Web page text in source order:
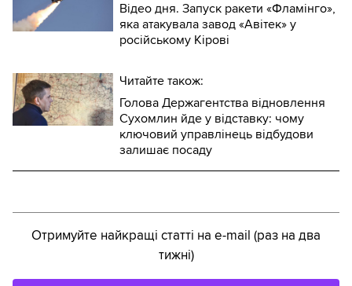
Відео дня. Запуск ракети «Фламінго»,
яка атакувала завод «Авітек» у
російському Кірові
Читайте також:
Голова Держагентства відновлення
Сухомлин йде у відставку: чому
ключовий управлінець відбудови
залишає посаду
Отримуйте найкращі статті на e-mail (раз на два
тижні)